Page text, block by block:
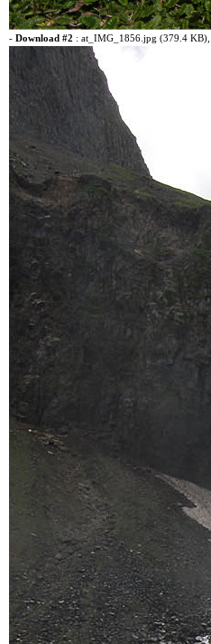
- Download #2 : at_IMG_1856.jpg (379.4 KB)